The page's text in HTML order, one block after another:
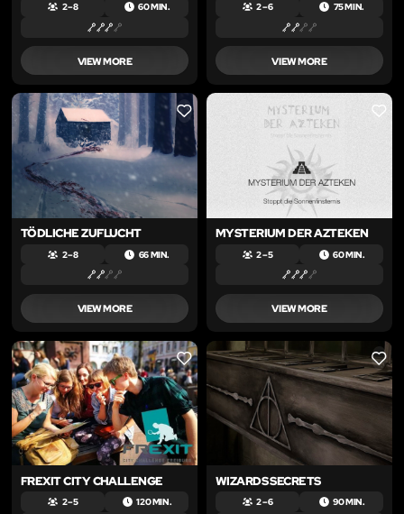
2 – 8 60 MIN.
VIEW MORE
2 – 6 75 MIN.
VIEW MORE
LIKE
TÖDLICHE ZUFLUCHT
2 – 8 66 MIN.
VIEW MORE
LIKE
MYSTERIUM DER AZTEKEN
2 – 5 60 MIN.
VIEW MORE
LIKE
FREXIT CITY CHALLENGE
2 – 5 120 MIN.
LIKE
WIZARDS SECRETS
2 – 6 90 MIN.